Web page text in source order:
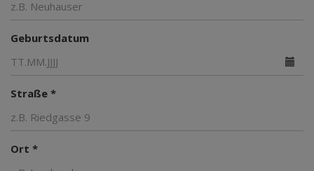
Geburtsdatum
Straße *
Ort *